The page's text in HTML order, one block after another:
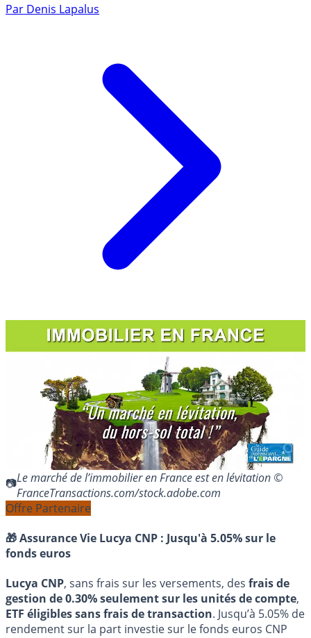
Par Denis Lapalus
Le marché de l’immobilier en France est en lévitation ©
FranceTransactions.com/stock.adobe.com
Offre Partenaire
🎁 Assurance Vie Lucya CNP : Jusqu'à 5.05% sur le
fonds euros
Lucya CNP, sans frais sur les versements, des frais de
gestion de 0.30% seulement sur les unités de compte,
ETF éligibles sans frais de transaction. Jusqu’à 5.05% de
rendement sur la part investie sur le fonds euros CNP